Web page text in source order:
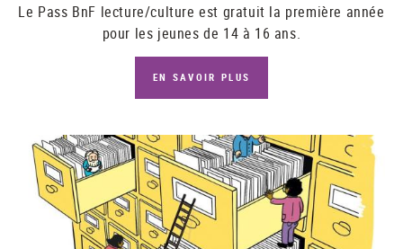
Le Pass BnF lecture/culture est gratuit la première année
pour les jeunes de 14 à 16 ans.
EN SAVOIR PLUS